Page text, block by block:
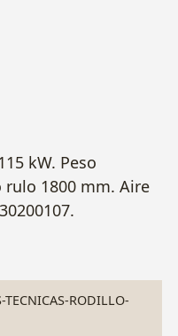
kW. Peso
rulo 1800 mm. Aire
TECNICAS-RODILLO-